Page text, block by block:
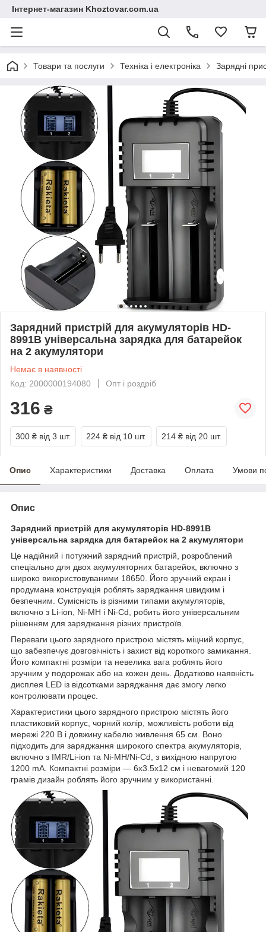
Інтернет-магазин Khoztovar.com.ua
Товари та послуги Техніка і електроніка Зарядні
Зарядний пристрій для акумуляторів HD-
8991B універсальна зарядка для батарейок
на 2 акумулятори
Немає в наявності
Код: 2000000194080
Опт і роздріб
316 ₴
300 ₴ від 3 шт. 224 ₴ від 10 шт. 214 ₴ від 20 шт.
Опис Характеристики Доставка Оплата Умови
Опис
Зарядний пристрій для акумуляторів HD-8991B
універсальна зарядка для батарейок на 2 акумулятори
Це надійний і потужний зарядний пристрій, розроблений
спеціально для двох акумуляторних батарейок, включно з
широко використовуваними 18650. Його зручний екран і
продумана конструкція роблять заряджання швидким і
безпечним. Сумісність із різними типами акумуляторів,
включно з Li-ion, Ni-MH і Ni-Cd, робить його універсальним
рішенням для заряджання різних пристроїв.
Переваги цього зарядного пристрою містять міцний корпус,
що забезпечує довговічність і захист від короткого замикання.
Його компактні розміри та невелика вага роблять його
зручним у подорожах або на кожен день. Додатково наявність
дисплея LED із відсотками заряджання дає змогу легко
контролювати процес.
Характеристики цього зарядного пристрою містять його
пластиковий корпус, чорний колір, можливість роботи від
мережі 220 В і довжину кабелю живлення 65 см. Воно
підходить для заряджання широкого спектра акумуляторів,
включно з IMR/Li-ion та Ni-MH/Ni-Cd, з вихідною напругою
1200 mA. Компактні розміри — 6х3.5х12 см і невагомий 120
грамів дизайн роблять його зручним у використанні.